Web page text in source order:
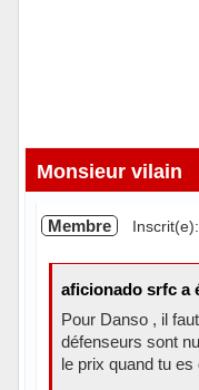
Monsieur vilain
Membre
aficionado srfc a
Pour Danso , il
défenseurs sont
le prix quand tu